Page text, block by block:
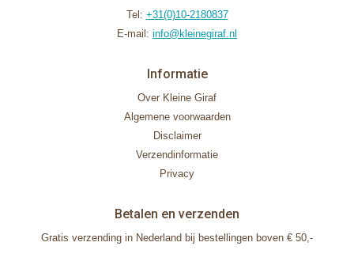
Tel: +31(0)10-2180837
E-mail: info@kleinegiraf.nl
Informatie
Over Kleine Giraf
Algemene voorwaarden
Disclaimer
Verzendinformatie
Privacy
Betalen en verzenden
Gratis verzending in Nederland bij bestellingen boven € 50,-